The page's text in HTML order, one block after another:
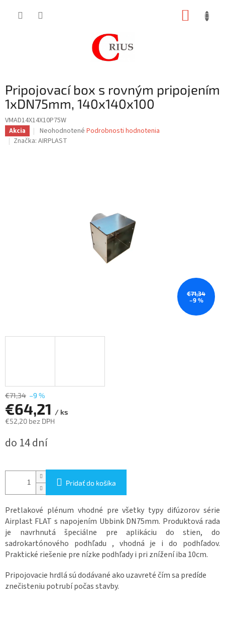
Pripojovací box s rovným pripojením
1xDN75mm, 140x140x100
VMAD14X14X10P75W
Akcia
Priemerné
hodnotenie
Neohodnotené Podrobnosti hodnotenia
Značka: AIRPLAST
€71,34
–9 %
€71,34 –9 %
€64,21 / ks
€52,20 bez DPH
cena:
do 14 dní
Pridať do košíka
Pretlakové plénum vhodné pre všetky typy difúzorov série
Airplast FLAT s napojením Ubbink DN75mm. Produktová rada
je navrhnutá špeciálne pre aplikáciu do stien, do
sadrokartónového podhľadu , vhodná je i do podhľadov.
Praktické riešenie pre nízke podhľady i pri znížení iba 10cm.
Pripojovacie hrdlá sú dodávané ako uzavreté čím sa predíde
znečisteniu potrubí počas stavby.